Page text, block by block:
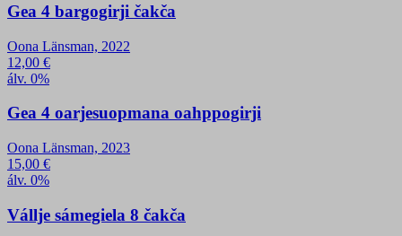
Gea 4 bargogirji čakča
Oona Länsman, 2022
12,00 €
álv. 0%
Gea 4 oarjesuopmana oahppogirji
Oona Länsman, 2023
15,00 €
álv. 0%
Vállje sámegiela 8 čakča